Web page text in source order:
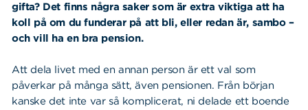
gifta? Det finns några saker som är extra viktiga att ha
koll på om du funderar på att bli, eller redan är, sambo –
och vill ha en bra pension.
Att dela livet med en annan person är ett val som
påverkar på många sätt, även pensionen. Från början
kanske det inte var så komplicerat, ni delade ett boende